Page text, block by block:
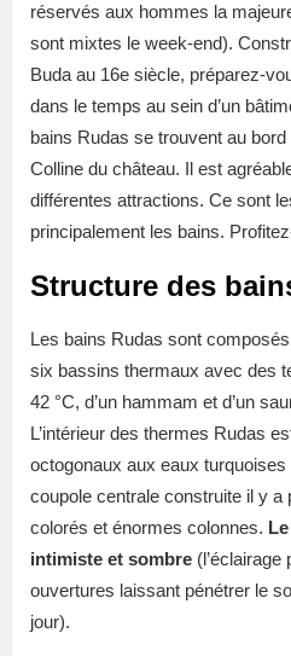
réservés aux hommes la
sont mixtes le week-end).
Buda au 16e siècle, préparez-
dans le temps au sein d’un
bains Rudas se trouvent au
Colline du château. Il est
différentes attractions. Ce sont
principalement les bains.
Structure des
Les bains Rudas sont
six bassins thermaux avec des
42 °C, d’un hammam et d’un
L’intérieur des thermes Rudas
octogonaux aux eaux
coupole centrale construite il y a
colorés et énormes colonnes.
intimiste et sombre
ouvertures laissant pénétrer le
jour).